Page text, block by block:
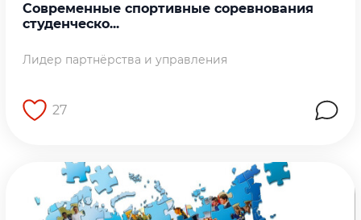
Современные спортивные соревнования
студенческо...
Лидер партнёрства и управления
27